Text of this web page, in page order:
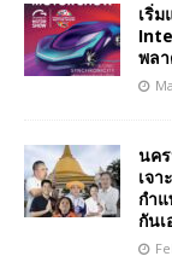
เริ่
พลา
นค
เจ
กำ
กันเ